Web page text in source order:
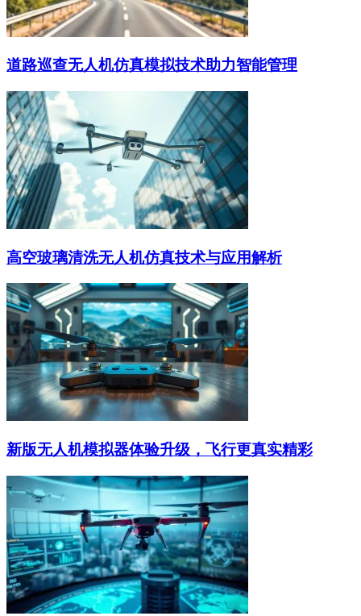
道路巡查无人机仿真模拟技术助力智能管理
高空玻璃清洗无人机仿真技术与应用解析
新版无人机模拟器体验升级，飞行更真实精彩